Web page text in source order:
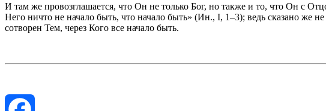
И там же провозглашается, что Он не только Бог, но также и то, что Он с
Него ничто не начало быть, что начало быть» (Ин., I, 1–3); ведь сказано же
сотворен Тем, через Кого все начало быть.